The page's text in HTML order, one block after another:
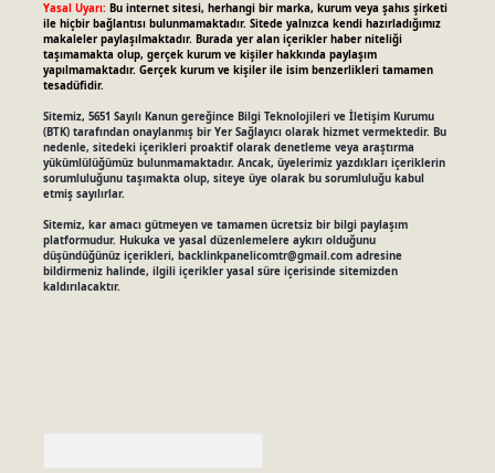
Yasal Uyarı: Bu internet sitesi, herhangi bir marka, kurum veya şahıs şirketi
ile hiçbir bağlantısı bulunmamaktadır. Sitede yalnızca kendi hazırladığımız
makaleler paylaşılmaktadır. Burada yer alan içerikler haber niteliği
taşımamakta olup, gerçek kurum ve kişiler hakkında paylaşım
yapılmamaktadır. Gerçek kurum ve kişiler ile isim benzerlikleri tamamen
tesadüfidir.
Sitemiz, 5651 Sayılı Kanun gereğince Bilgi Teknolojileri ve İletişim Kurumu
(BTK) tarafından onaylanmış bir Yer Sağlayıcı olarak hizmet vermektedir. Bu
nedenle, sitedeki içerikleri proaktif olarak denetleme veya araştırma
yükümlülüğümüz bulunmamaktadır. Ancak, üyelerimiz yazdıkları içeriklerin
sorumluluğunu taşımakta olup, siteye üye olarak bu sorumluluğu kabul
etmiş sayılırlar.
Sitemiz, kar amacı gütmeyen ve tamamen ücretsiz bir bilgi paylaşım
platformudur. Hukuka ve yasal düzenlemelere aykırı olduğunu
düşündüğünüz içerikleri, backlinkpanelicomtr@gmail.comadresine
bildirmeniz halinde, ilgili içerikler yasal süre içerisinde sitemizden
kaldırılacaktır.